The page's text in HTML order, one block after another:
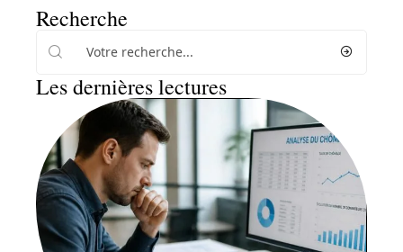
Recherche
Les dernières lectures